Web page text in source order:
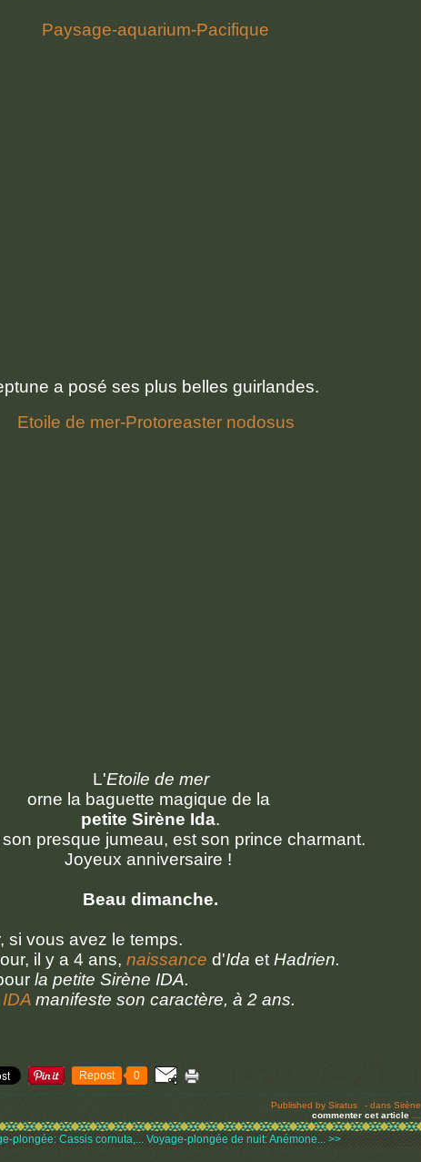
a posé ses plus belles guirlandes.
L'Etoile de mer
orne la baguette magique de la
petite Sirène Ida.
son presque jumeau, est son prince charmant.
Joyeux anniversaire !
Beau dimanche.
si vous avez le temps.
il y a 4 ans, naissance d'Ida et Hadrien.
la petite Sirène IDA.
manifeste son caractère, à 2 ans.
Repost 0
Published by Siratus - dans Sirène
commenter cet article
plongée: Cassis cornuta,... Voyage-plongée de nuit: Anémone... >>